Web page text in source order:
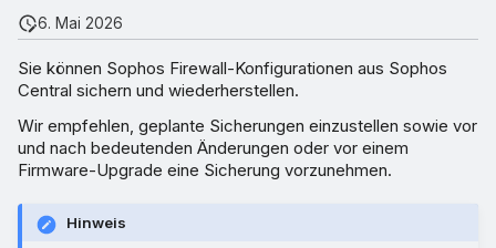
Italiano
日本語
한국어
Português
zum Sicherungs-Zeitplan
Hochverfügbarkeits-
6. Mai 2026
Sie können Sophos Firewall-Konfigurationen aus Sophos
Central sichern und wiederherstellen.
Wir empfehlen, geplante Sicherungen einzustellen sowie vor
und nach bedeutenden Änderungen oder vor einem
Firmware-Upgrade eine Sicherung vorzunehmen.
Hinweis